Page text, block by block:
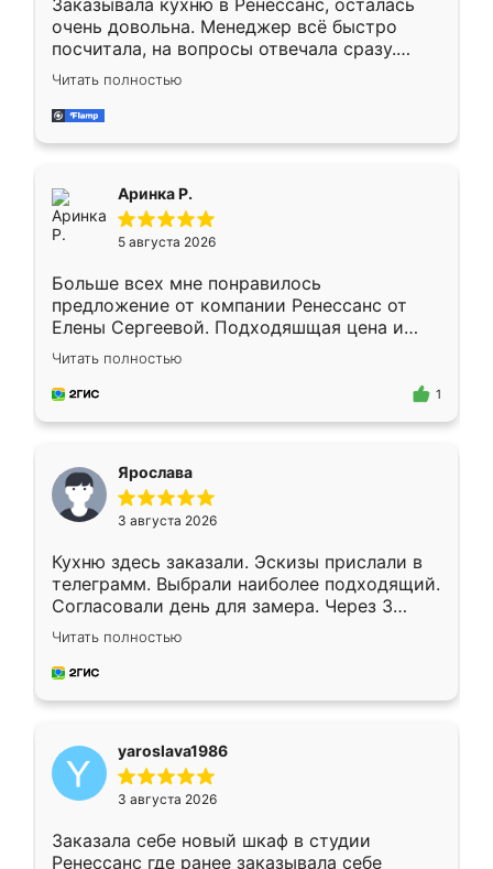
Заказывала кухню в Ренессанс, осталась
очень довольна. Менеджер всё быстро
посчитала, на вопросы отвечала сразу.
Замерщик приехал в субботу, подошёл к
делу со всей ответственностью. Собрали
за день, ребята работали аккуратно, даже
Читать полностью
Аринка Р.
5 августа 2026
Больше всех мне понравилось
предложение от компании Ренессанс от
Елены Сергеевой. Подходяшщая цена и
короткие сроки изготовления. Приехавший
для замера сотрудник Владислав
предложил по моему эскизу самый
Читать полностью
1
Ярослава
3 августа 2026
Кухню здесь заказали. Эскизы прислали в
телеграмм. Выбрали наиболее подходящий.
Согласовали день для замера. Через 3
недели кухня была уже готова. Остались
довольны работой. Спасибо Ренессанс
мебель за качественную работу!
Читать полностью
yaroslava1986
3 августа 2026
Заказала себе новый шкаф в студии
Ренессанс где ранее заказывала себе